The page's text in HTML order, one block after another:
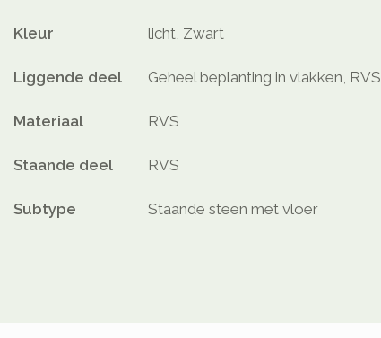
Kleur licht, Zwart
Liggende deel Geheel beplanting in vlakken, RVS
Materiaal RVS
Staande deel RVS
Subtype Staande steen met vloer